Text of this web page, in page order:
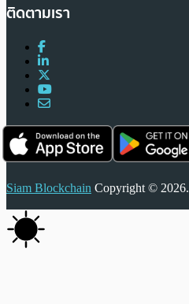
ติดตามเรา
Siam Blockchain Copyright © 2026.